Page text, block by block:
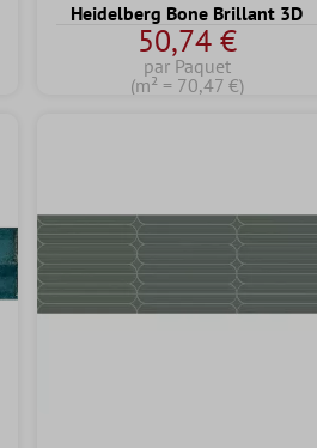
Heidelberg Bone Brillant 3D
50,74 €
par Paquet
(m² = 70,47 €)